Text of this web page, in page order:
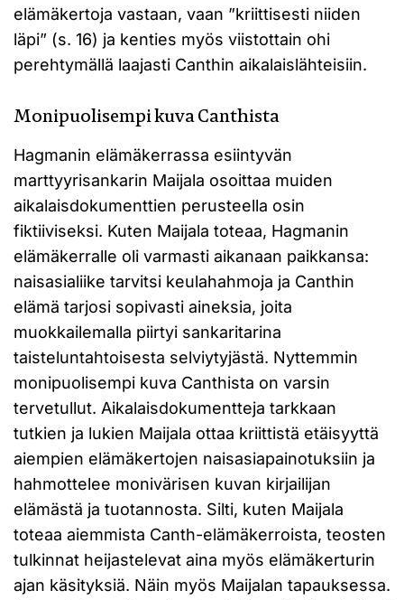
elämäkertoja vastaan, vaan ”kriittisesti niiden
läpi” (s. 16) ja kenties myös viistottain ohi
perehtymällä laajasti Canthin aikalaislähteisiin.
Monipuolisempi kuva Canthista
Hagmanin elämäkerrassa esiintyvän
marttyyrisankarin Maijala osoittaa muiden
aikalaisdokumenttien perusteella osin
fiktiiviseksi. Kuten Maijala toteaa, Hagmanin
elämäkerralle oli varmasti aikanaan paikkansa:
naisasialiike tarvitsi keulahahmoja ja Canthin
elämä tarjosi sopivasti aineksia, joita
muokkailemalla piirtyi sankaritarina
taisteluntahtoisesta selviytyjästä. Nyttemmin
monipuolisempi kuva Canthista on varsin
tervetullut. Aikalaisdokumentteja tarkkaan
tutkien ja lukien Maijala ottaa kriittistä etäisyyttä
aiempien elämäkertojen naisasiapainotuksiin ja
hahmottelee monivärisen kuvan kirjailijan
elämästä ja tuotannosta. Silti, kuten Maijala
toteaa aiemmista Canth-elämäkerroista, teosten
tulkinnat heijastelevat aina myös elämäkerturin
ajan käsityksiä. Näin myös Maijalan tapauksessa.